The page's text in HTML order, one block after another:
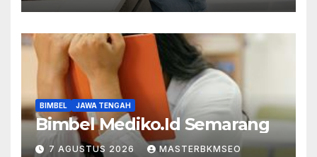
BIMBEL JAWA TENGAH
Bimbel Mediko.Id Semarang
7 AGUSTUS 2026 MASTERBKMSEO